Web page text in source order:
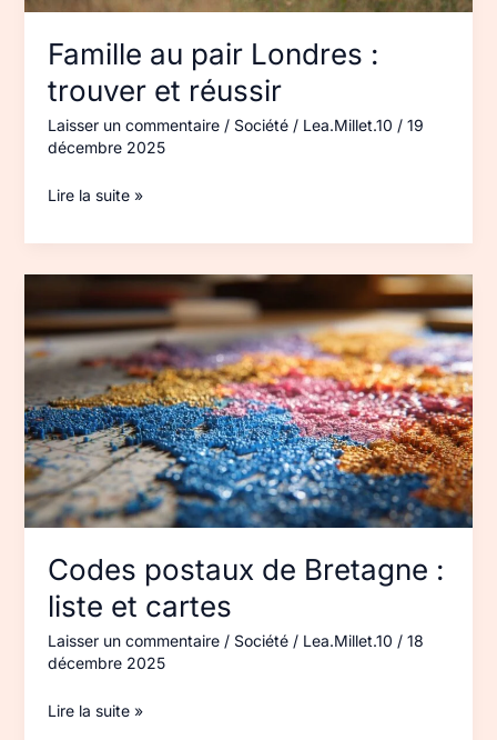
Famille au pair Londres :
trouver et réussir
Laisser un commentaire / Société/ Lea.Millet.10 / 19
décembre 2025
Lire la suite »
Codes postaux de Bretagne :
liste et cartes
Laisser un commentaire / Société/ Lea.Millet.10 / 18
décembre 2025
postaux
de
Bretagne :
liste
et
cartes
Lire la suite »